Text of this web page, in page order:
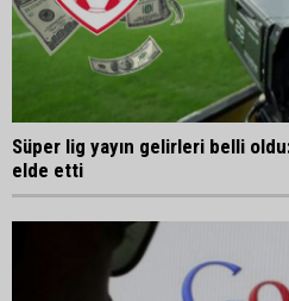
Süper lig yayın gelirleri belli
elde etti